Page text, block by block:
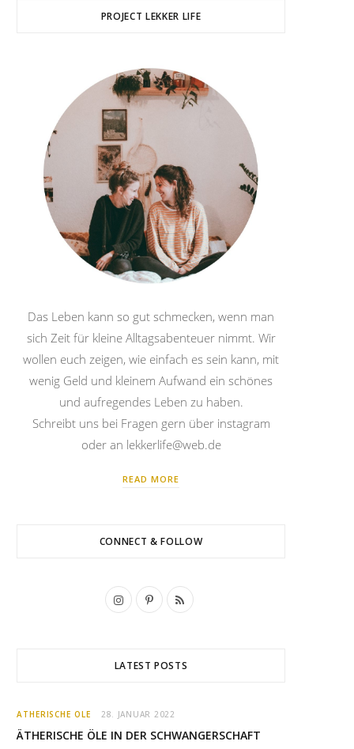
PROJECT LEKKER LIFE
Das Leben kann so gut schmecken, wenn man
sich Zeit für kleine Alltagsabenteuer nimmt. Wir
wollen euch zeigen, wie einfach es sein kann, mit
wenig Geld und kleinem Aufwand ein schönes
und aufregendes Leben zu haben.
Schreibt uns bei Fragen gern über instagram
oder an lekkerlife@web.de
READ MORE
CONNECT & FOLLOW
I
g
P
r
R
LATEST POSTS
ÄTHERISCHE ÖLE 28. JANUAR 2022
ÄTHERISCHE ÖLE IN DER SCHWANGERSCHAFT